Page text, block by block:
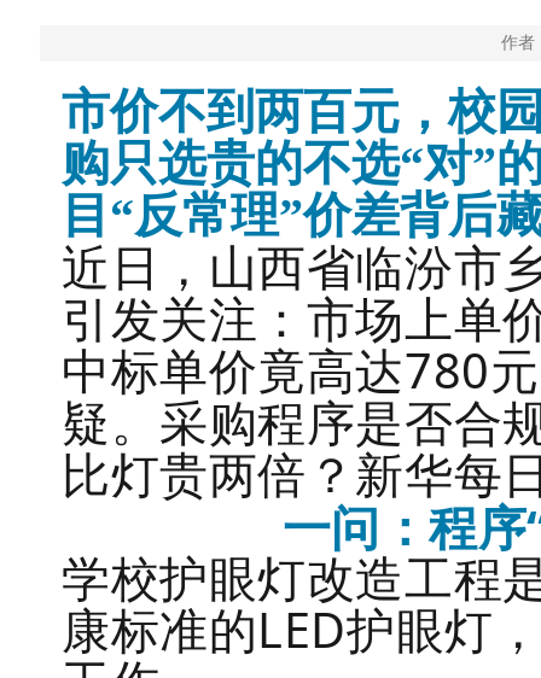
作者
市价不到两百元，校
购只选贵的不选“对”
目“反常理”价差背后
近日，山西省临汾市
引发关注：市场上单
中标单价竟高达780
疑。采购程序是否合
比灯贵两倍？新华每
一问：程序
学校护眼灯改造工程
康标准的LED护眼灯